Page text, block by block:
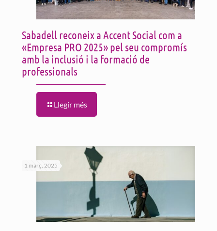
Sabadell reconeix a Accent Social com a
«Empresa PRO 2025» pel seu compromís
amb la inclusió i la formació de
professionals
Llegir més
1 març, 2025